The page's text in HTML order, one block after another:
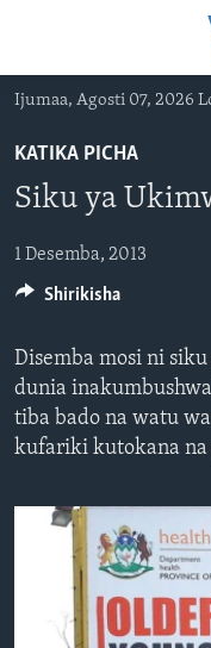
Nenda
kuu
Nenda
katika
urambazaji
katika
TANZANIA
JAMHURI YA
RWANDA
BURUNDI
AFRIKA
DUNIA
DUNIANI LEO
MAISHA NA AFYA
ZULIA JEKUNDU
MATANGAZO YETU
ALFAJIRI 0300 UTC
VOA EXPRESS 1330
KWA UNDANI 1800
JARIDA LA WIKIENDI
MAHOJIANO
TUFUATE
Ijumaa, Agosti 07, 2026
KATIKA PICHA
Siku ya
1 Desemba, 2013
Disemba mosi ni
dunia
tiba bado na watu
kufariki kutokana na
Shirikisha